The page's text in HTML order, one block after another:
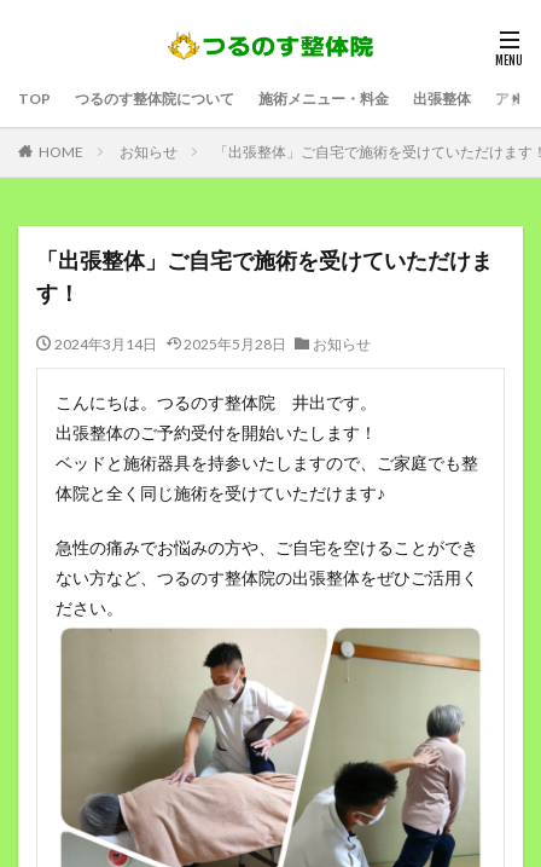
TOP つるのす整体院について 施術メニュー・料金 出張整体 アク
HOME お知らせ 「出張整体」ご自宅で施術を受けていただけます
「出張整体」ご自宅で施術を受けていただけま
す！
2024年3月14日 2025年5月28日 お知らせ
こんにちは。つるのす整体院 井出です。
出張整体のご予約受付を開始いたします！
ベッドと施術器具を持参いたしますので、ご家庭でも整
体院と全く同じ施術を受けていただけます♪
急性の痛みでお悩みの方や、ご自宅を空けることができ
ない方など、つるのす整体院の出張整体をぜひご活用く
ださい。